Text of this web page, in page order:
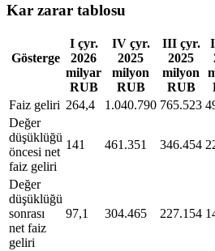
Kar zarar tablosu
Gösterge
I çyr.
2026
milyar
RUB
IV çyr.
2025
milyon
RUB
III çyr.
2025
milyon
RUB
Faiz geliri 264,4 1.040.790 765.523
Değer
düşüklüğü
öncesi net
faiz geliri
141 461.351 346.454
Değer
düşüklüğü
sonrası
net faiz
geliri
97,1 304.465 227.154